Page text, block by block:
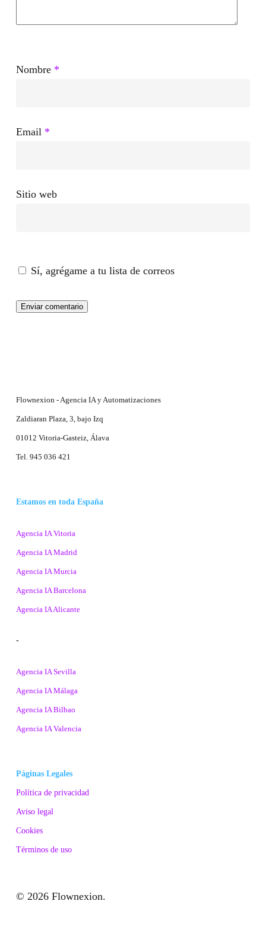
Nombre *
Email *
Sitio web
Sí, agrégame a tu lista de correos
Flownexion - Agencia IA y Automatizaciones
Zaldiaran Plaza, 3, bajo Izq
01012 Vitoria-Gasteiz, Álava
Tel. 945 036 421
Estamos en toda España
Agencia IA Vitoria
Agencia IA Madrid
Agencia IA Murcia
Agencia IA Barcelona
Agencia IA Alicante
-
Agencia IA Sevilla
Agencia IA Málaga
Agencia IA Bilbao
Agencia IA Valencia
Páginas Legales
Política de privacidad
Aviso legal
Cookies
Términos de uso
© 2026 Flownexion.